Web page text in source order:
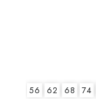
56 62 68 74